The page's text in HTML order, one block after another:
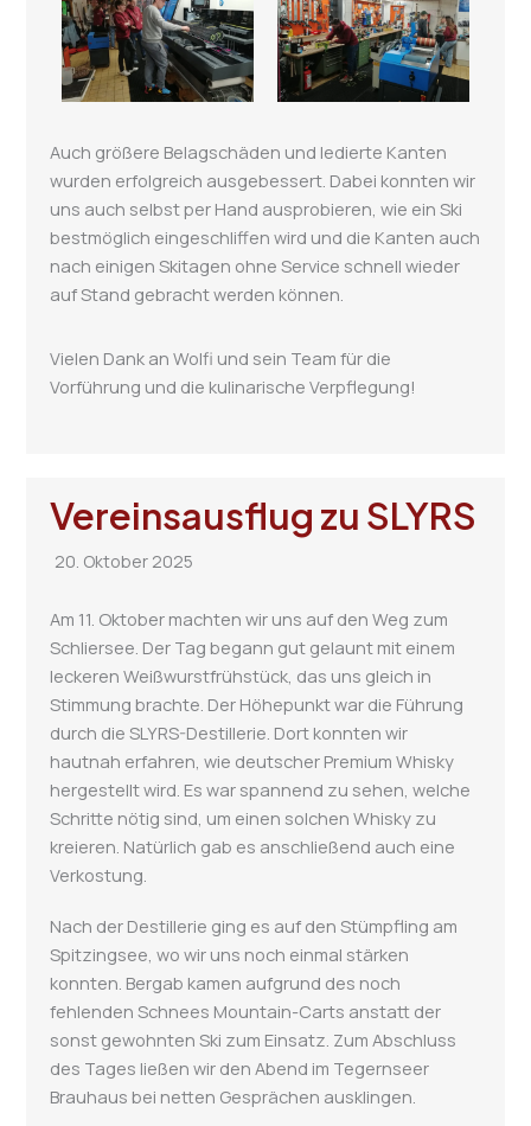
Auch größere Belagschäden und ledierte Kanten
wurden erfolgreich ausgebessert. Dabei konnten wir
uns auch selbst per Hand ausprobieren, wie ein Ski
bestmöglich eingeschliffen wird und die Kanten auch
nach einigen Skitagen ohne Service schnell wieder
auf Stand gebracht werden können.
Vielen Dank an Wolfi und sein Team für die
Vorführung und die kulinarische Verpflegung!
Vereinsausflug zu SLYRS
20. Oktober 2025
Am 11. Oktober machten wir uns auf den Weg zum
Schliersee. Der Tag begann gut gelaunt mit einem
leckeren Weißwurstfrühstück, das uns gleich in
Stimmung brachte. Der Höhepunkt war die Führung
durch die SLYRS-Destillerie. Dort konnten wir
hautnah erfahren, wie deutscher Premium Whisky
hergestellt wird. Es war spannend zu sehen, welche
Schritte nötig sind, um einen solchen Whisky zu
kreieren. Natürlich gab es anschließend auch eine
Verkostung.
Nach der Destillerie ging es auf den Stümpfling am
Spitzingsee, wo wir uns noch einmal stärken
konnten. Bergab kamen aufgrund des noch
fehlenden Schnees Mountain-Carts anstatt der
sonst gewohnten Ski zum Einsatz. Zum Abschluss
des Tages ließen wir den Abend im Tegernseer
Brauhaus bei netten Gesprächen ausklingen.